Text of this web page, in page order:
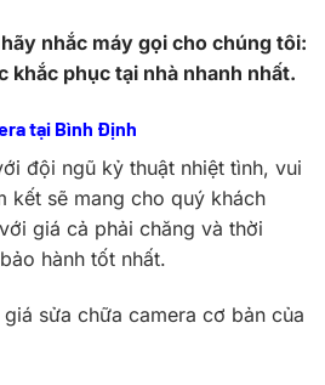
nhắc máy gọi cho chúng tôi:
khắc phục tại nhà nhanh nhất.
tại Bình Định
đội ngũ kỷ thuật nhiệt tình, vui
kết sẽ mang cho quý khách
giá cả phải chăng và thời
hành tốt nhất.
sửa chữa camera cơ bản của